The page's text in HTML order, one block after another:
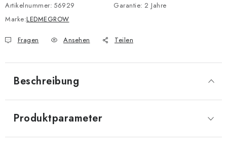
Artikelnummer: 56929
Marke:LEDMEGROW
Garantie: 2 Jahre
Fragen Ansehen Teilen
Beschreibung
Produktparameter